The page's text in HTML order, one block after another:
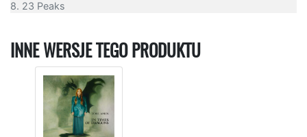
8. 23 Peaks
INNE WERSJE TEGO PRODUKTU